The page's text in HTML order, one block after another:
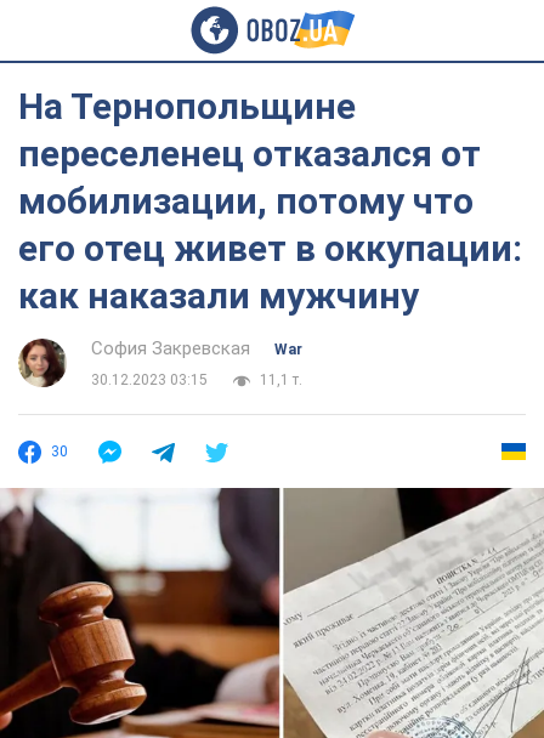
На Тернопольщине
переселенец отказался от
мобилизации, потому что
его отец живет в оккупации:
как наказали мужчину
София Закревская
War
30.12.2023 03:15
11,1 т.
30